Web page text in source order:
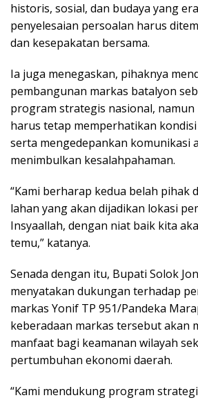
historis, sosial, dan budaya yang
penyelesaian persoalan harus
dan kesepakatan bersama.
Ia juga menegaskan, pihaknya
pembangunan markas batalyon
program strategis nasional, namun
harus tetap memperhatikan
serta mengedepankan komunikasi
menimbulkan kesalahpahaman.
“Kami berharap kedua belah pihak
lahan yang akan dijadikan lokasi
Insyaallah, dengan niat baik kita
temu,” katanya.
Senada dengan itu, Bupati Solok
menyatakan dukungan terhadap
markas Yonif TP 951/Pandeka
keberadaan markas tersebut akan
manfaat bagi keamanan wilayah
pertumbuhan ekonomi daerah.
“Kami mendukung program